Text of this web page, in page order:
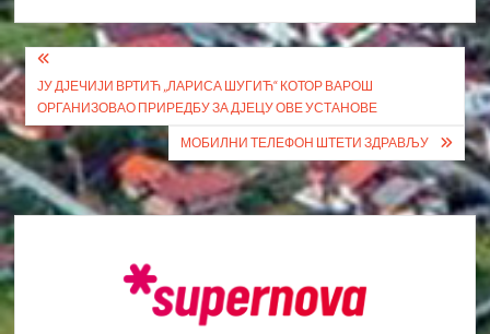
Кретање
чланка
ЈУ ДЈЕЧИЈИ ВРТИЋ „ЛАРИСА ШУГИЋ“ КОТОР ВАРОШ
ОРГАНИЗОВАО ПРИРЕДБУ ЗА ДЈЕЦУ ОВЕ УСТАНОВЕ
МОБИЛНИ ТЕЛЕФОН ШТЕТИ ЗДРАВЉУ